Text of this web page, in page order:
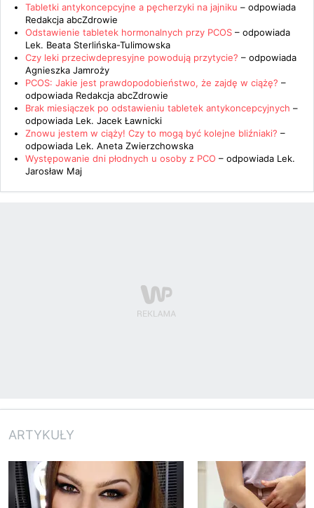
Tabletki antykoncepcyjne a pęcherzyki na jajniku – odpowiada
Redakcja abcZdrowie
Odstawienie tabletek hormonalnych przy PCOS – odpowiada
Lek. Beata Sterlińska-Tulimowska
Czy leki przeciwdepresyjne powodują przytycie? – odpowiada
Agnieszka Jamroży
PCOS: Jakie jest prawdopodobieństwo, że zajdę w ciążę? –
odpowiada Redakcja abcZdrowie
Brak miesiączek po odstawieniu tabletek antykoncepcyjnych –
odpowiada Lek. Jacek Ławnicki
Znowu jestem w ciąży! Czy to mogą być kolejne bliźniaki? –
odpowiada Lek. Aneta Zwierzchowska
Występowanie dni płodnych u osoby z PCO – odpowiada Lek.
Jarosław Maj
ARTYKUŁY